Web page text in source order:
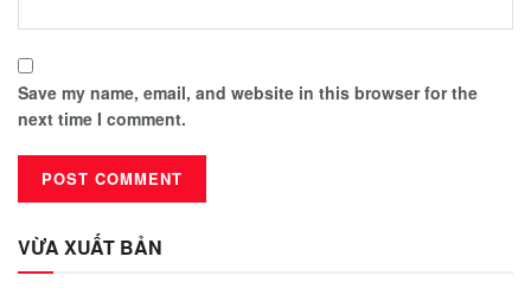
Save my name, email, and website in this browser for the
next time I comment.
VỪA XUẤT BẢN